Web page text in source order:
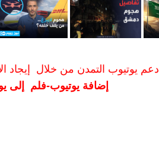
ادعم يوتيوب التمدن من خلال إيجاد
إضافة يوتيوب-فلم إلى